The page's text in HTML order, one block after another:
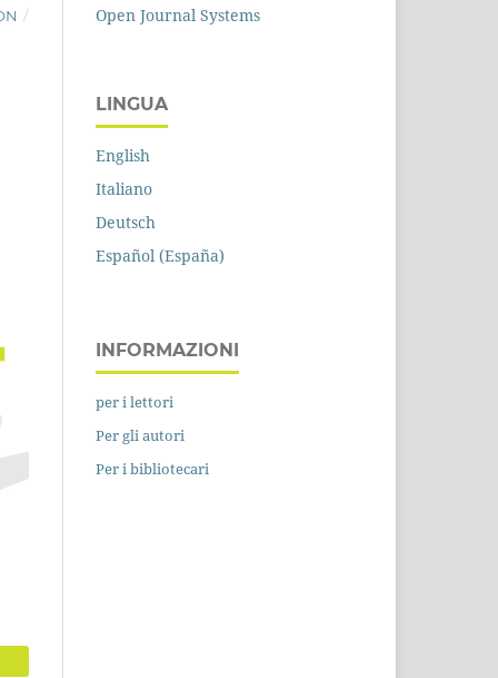
/
Open Journal Systems
LINGUA
English
Italiano
Deutsch
Español (España)
INFORMAZIONI
per i lettori
Per gli autori
Per i bibliotecari